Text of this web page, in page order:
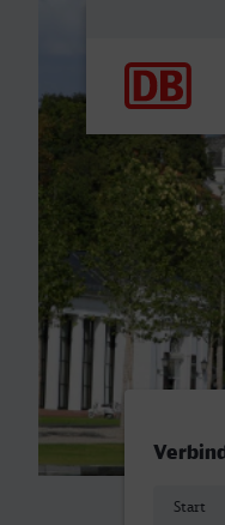
Start